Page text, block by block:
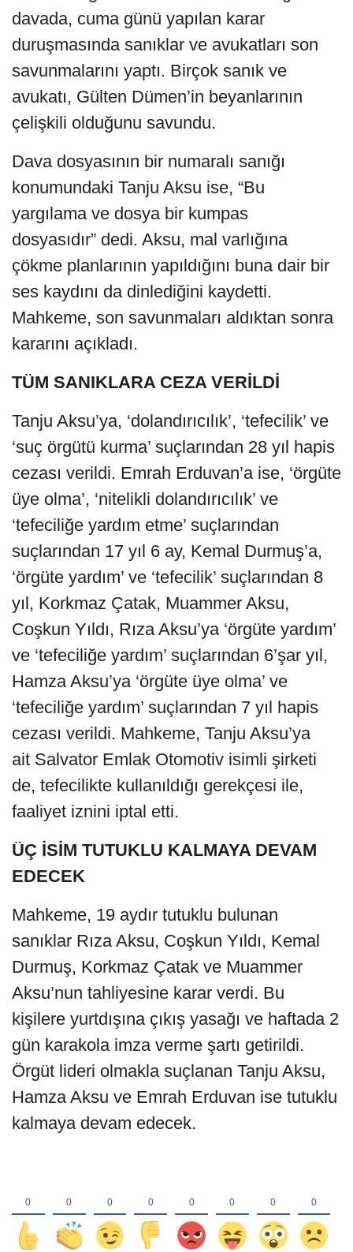
davada, cuma günü yapılan karar
duruşmasında sanıklar ve avukatları son
savunmalarını yaptı. Birçok sanık ve
avukatı, Gülten Dümen’in beyanlarının
çelişkili olduğunu savundu.
Dava dosyasının bir numaralı sanığı
konumundaki Tanju Aksu ise, “Bu
yargılama ve dosya bir kumpas
dosyasıdır” dedi. Aksu, mal varlığına
çökme planlarının yapıldığını buna dair bir
ses kaydını da dinlediğini kaydetti.
Mahkeme, son savunmaları aldıktan sonra
kararını açıkladı.
TÜM SANIKLARA CEZA VERİLDİ
Tanju Aksu’ya, ‘dolandırıcılık’, ‘tefecilik’ ve
‘suç örgütü kurma’ suçlarından 28 yıl hapis
cezası verildi. Emrah Erduvan’a ise, ‘örgüte
üye olma’, ‘nitelikli dolandırıcılık’ ve
‘tefeciliğe yardım etme’ suçlarından
suçlarından 17 yıl 6 ay, Kemal Durmuş’a,
‘örgüte yardım’ ve ‘tefecilik’ suçlarından 8
yıl, Korkmaz Çatak, Muammer Aksu,
Coşkun Yıldı, Rıza Aksu’ya ‘örgüte yardım’
ve ‘tefeciliğe yardım’ suçlarından 6’şar yıl,
Hamza Aksu’ya ‘örgüte üye olma’ ve
‘tefeciliğe yardım’ suçlarından 7 yıl hapis
cezası verildi. Mahkeme, Tanju Aksu’ya
ait Salvator Emlak Otomotiv isimli şirketi
de, tefecilikte kullanıldığı gerekçesi ile,
faaliyet iznini iptal etti.
ÜÇ İSİM TUTUKLU KALMAYA DEVAM
EDECEK
Mahkeme, 19 aydır tutuklu bulunan
sanıklar Rıza Aksu, Coşkun Yıldı, Kemal
Durmuş, Korkmaz Çatak ve Muammer
Aksu’nun tahliyesine karar verdi. Bu
kişilere yurtdışına çıkış yasağı ve haftada 2
gün karakola imza verme şartı getirildi.
Örgüt lideri olmakla suçlanan Tanju Aksu,
Hamza Aksu ve Emrah Erduvan ise tutuklu
kalmaya devam edecek.